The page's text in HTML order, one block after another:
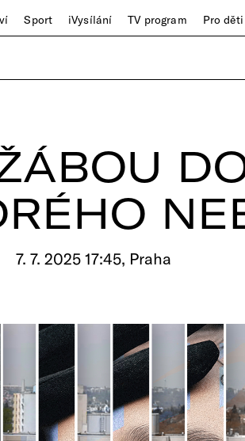
Sport iVysílání TV program Pro děti
7. 7. 2025 17:45, Praha